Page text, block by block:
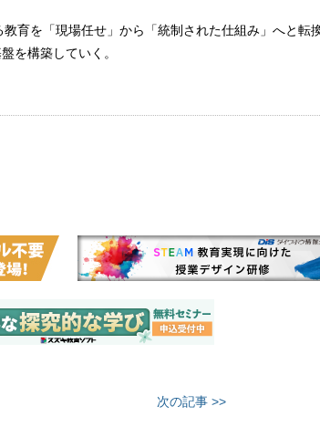
教育を「現場任せ」から「統制された仕組み」へと転
を構築していく。
次の記事 >>